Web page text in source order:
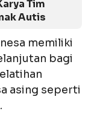
Tim
Autis
memiliki
bagi
asing seperti